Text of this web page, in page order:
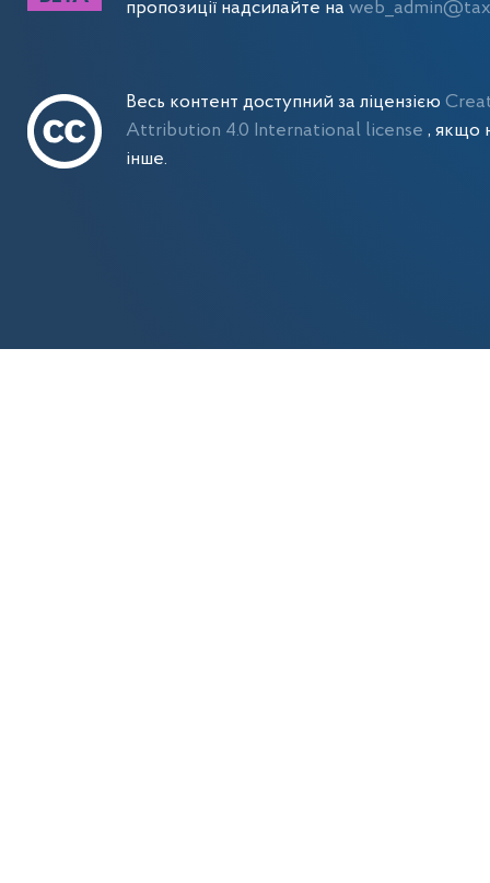
пропозиції надсилайте на
Весь контент доступний за ліцензією
Attribution 4.0 International license , якщо
інше.